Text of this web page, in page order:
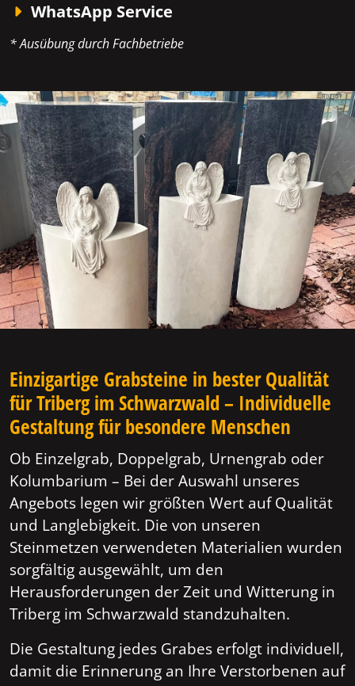
WhatsApp Service
* Ausübung durch Fachbetriebe
Einzigartige Grabsteine in bester Qualität
für Triberg im Schwarzwald – Individuelle
Gestaltung für besondere Menschen
Ob Einzelgrab, Doppelgrab, Urnengrab oder
Kolumbarium – Bei der Auswahl unseres
Angebots legen wir größten Wert auf Qualität
und Langlebigkeit. Die von unseren
Steinmetzen verwendeten Materialien wurden
sorgfältig ausgewählt, um den
Herausforderungen der Zeit und Witterung in
Triberg im Schwarzwald standzuhalten.
Die Gestaltung jedes Grabes erfolgt individuell,
damit die Erinnerung an Ihre Verstorbenen auf